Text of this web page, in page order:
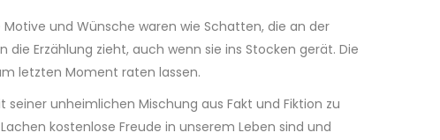
und Wünsche waren wie Schatten, die an der
Erzählung zieht, auch wenn sie ins Stocken gerät. Die
letzten Moment raten lassen.
unheimlichen Mischung aus Fakt und Fiktion zu
kostenlose Freude in unserem Leben sind und